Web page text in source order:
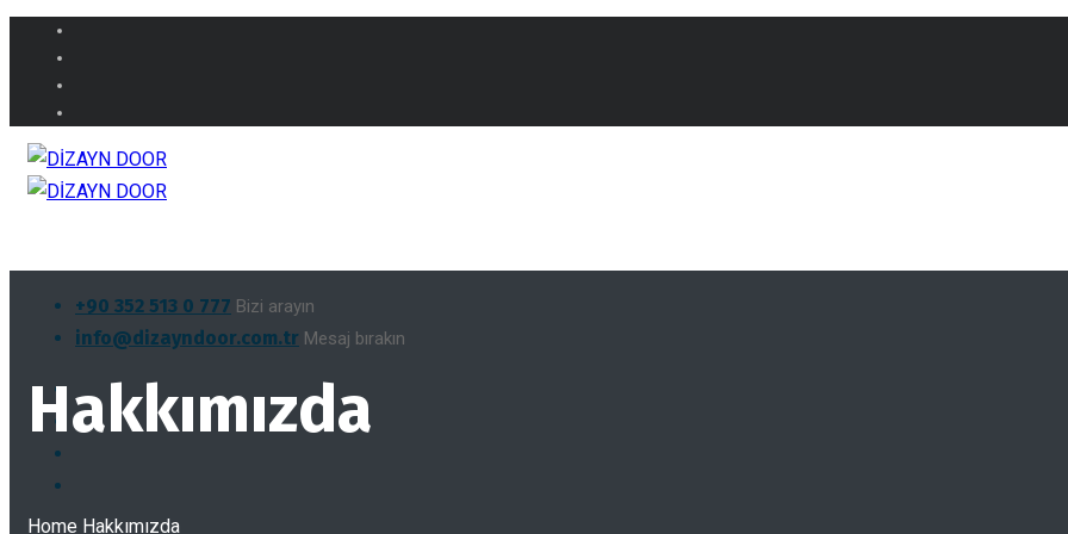
+90 352 513 0 777 Bizi arayın
info@dizayndoor.com.tr Mesaj bırakın
Hakkımızda
Home Hakkımızda